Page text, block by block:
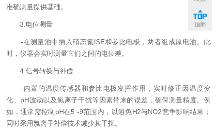
准确测量提供基础。
3.电位测量
-在测量池中插入硝态氮ISE和参比电极，两者组成原电池。此
时，仪器会实时测量它们之间的电位差。
4.信号转换与补偿
-内置的温度传感器和参比电极发挥作用，实时修正因温度变
化、pH波动以及氯离子干扰等因素带来的误差，确保测量精度。例
如，通常需控制pH在5 -9范围内，以避免H2与NO2竞争影响结果；
同时采用氯离子补偿技术减少其干扰。
顶部